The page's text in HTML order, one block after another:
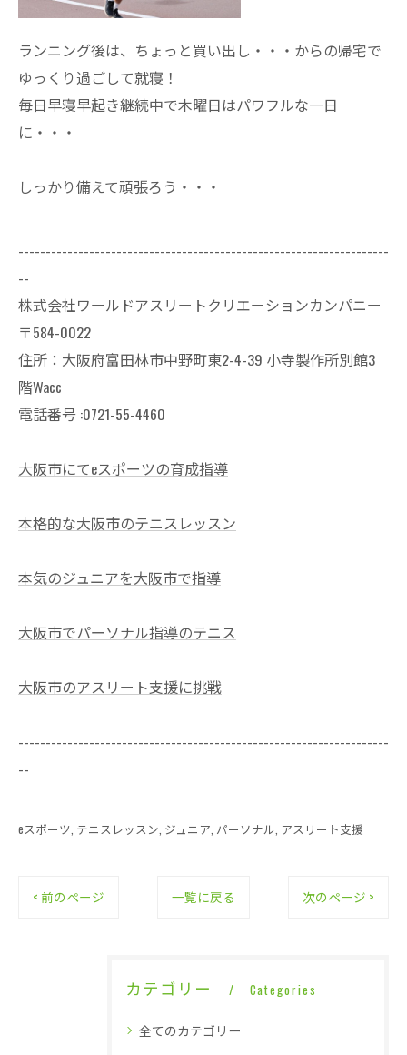
ランニング後は、ちょっと買い出し・・・からの帰宅で
ゆっくり過ごして就寝！
毎日早寝早起き継続中で木曜日はパワフルな一日
に・・・
しっかり備えて頑張ろう・・・
--------------------------------------------------------------------
--
株式会社ワールドアスリートクリエーションカンパニー
〒584-0022
住所：大阪府富田林市中野町東2-4-39 小寺製作所別館3
階Wacc
電話番号 :0721-55-4460
大阪市にてeスポーツの育成指導
本格的な大阪市のテニスレッスン
本気のジュニアを大阪市で指導
大阪市でパーソナル指導のテニス
大阪市のアスリート支援に挑戦
--------------------------------------------------------------------
--
eスポーツ テニスレッスン ジュニア パーソナル アスリート支援
< 前のページ 一覧に戻る 次のページ >
カテゴリー Categories
全てのカテゴリー